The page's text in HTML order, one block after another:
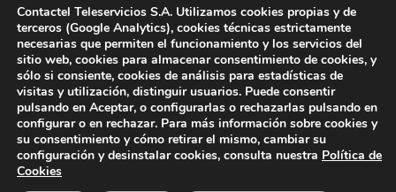
info@contactel.es
© 2017 Contactel Teleservicios SA. Todos los derechos
reservados.
Contactel Teleservicios S.A. Utilizamos cookies propias y de
terceros (Google Analytics), cookies técnicas estrictamente
necesarias que permiten el funcionamiento y los servicios del
sitio web, cookies para almacenar consentimiento de cookies, y
sólo si consiente, cookies de análisis para estadísticas de
visitas y utilización, distinguir usuarios. Puede consentir
pulsando en Aceptar, o configurarlas o rechazarlas pulsando en
configurar o en rechazar. Para más información sobre cookies y
su consentimiento y cómo retirar el mismo, cambiar su
configuración y desinstalar cookies, consulta nuestra Política de
Cookies